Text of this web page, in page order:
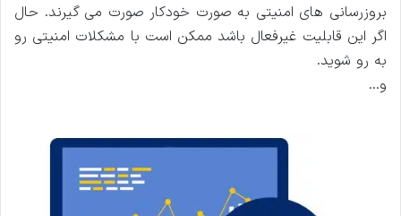
بروزرسانی های امنیتی به صورت خودکار صورت می گیرند. حال
اگر این قابلیت غیرفعال باشد ممکن است با مشکلات امنیتی رو
به رو شوید.
و…